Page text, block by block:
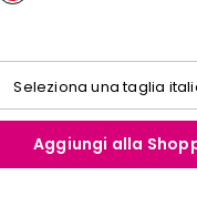
Seleziona una taglia
Aggiungi alla